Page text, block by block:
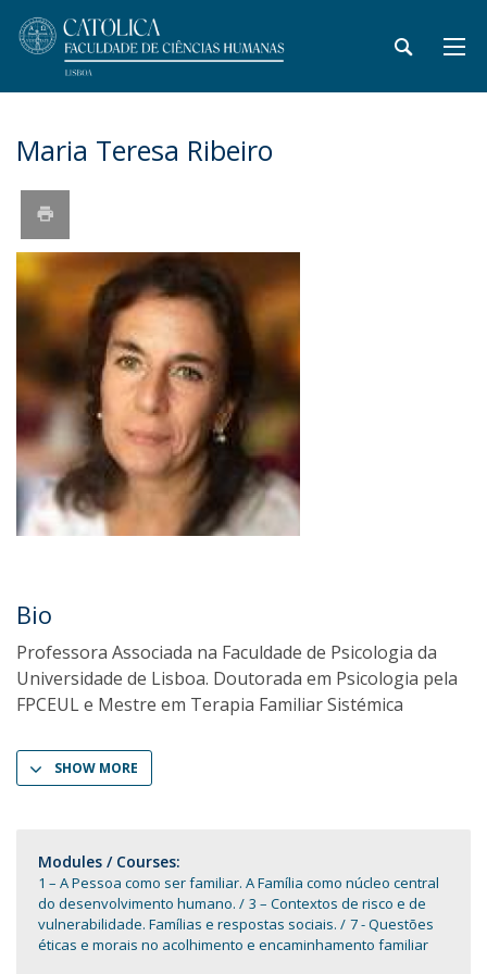
Maria Teresa Ribeiro
Bio
Professora Associada na Faculdade de Psicologia da
Universidade de Lisboa. Doutorada em Psicologia pela
FPCEUL e Mestre em Terapia Familiar Sistémica
SHOW MORE
Modules / Courses:
1 – A Pessoa como ser familiar. A Família como núcleo central
do desenvolvimento humano.
3 – Contextos de risco e de
vulnerabilidade. Famílias e respostas sociais.
7 - Questões
éticas e morais no acolhimento e encaminhamento familiar